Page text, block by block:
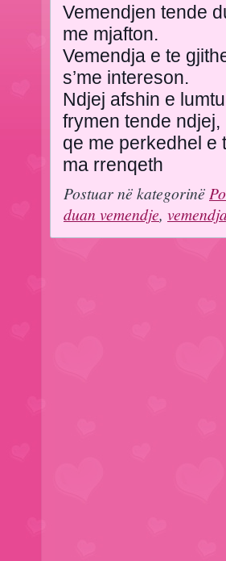
Vemendjen tende
me mjafton.
Vemendja e te
s’me intereson.
Ndjej afshin e
frymen tende ndjej,
qe me perkedhel e
ma rrenqeth
Postuar në kategorinë
duan vemendje,